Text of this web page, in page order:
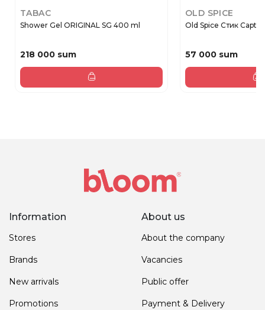
TABAC
Shower Gel ORIGINAL SG 400 ml
218 000 sum
OLD SPICE
Old Spice Стик
57 000 sum
Information
Stores
Brands
New arrivals
Promotions
About us
About the company
Vacancies
Public offer
Payment & Delivery